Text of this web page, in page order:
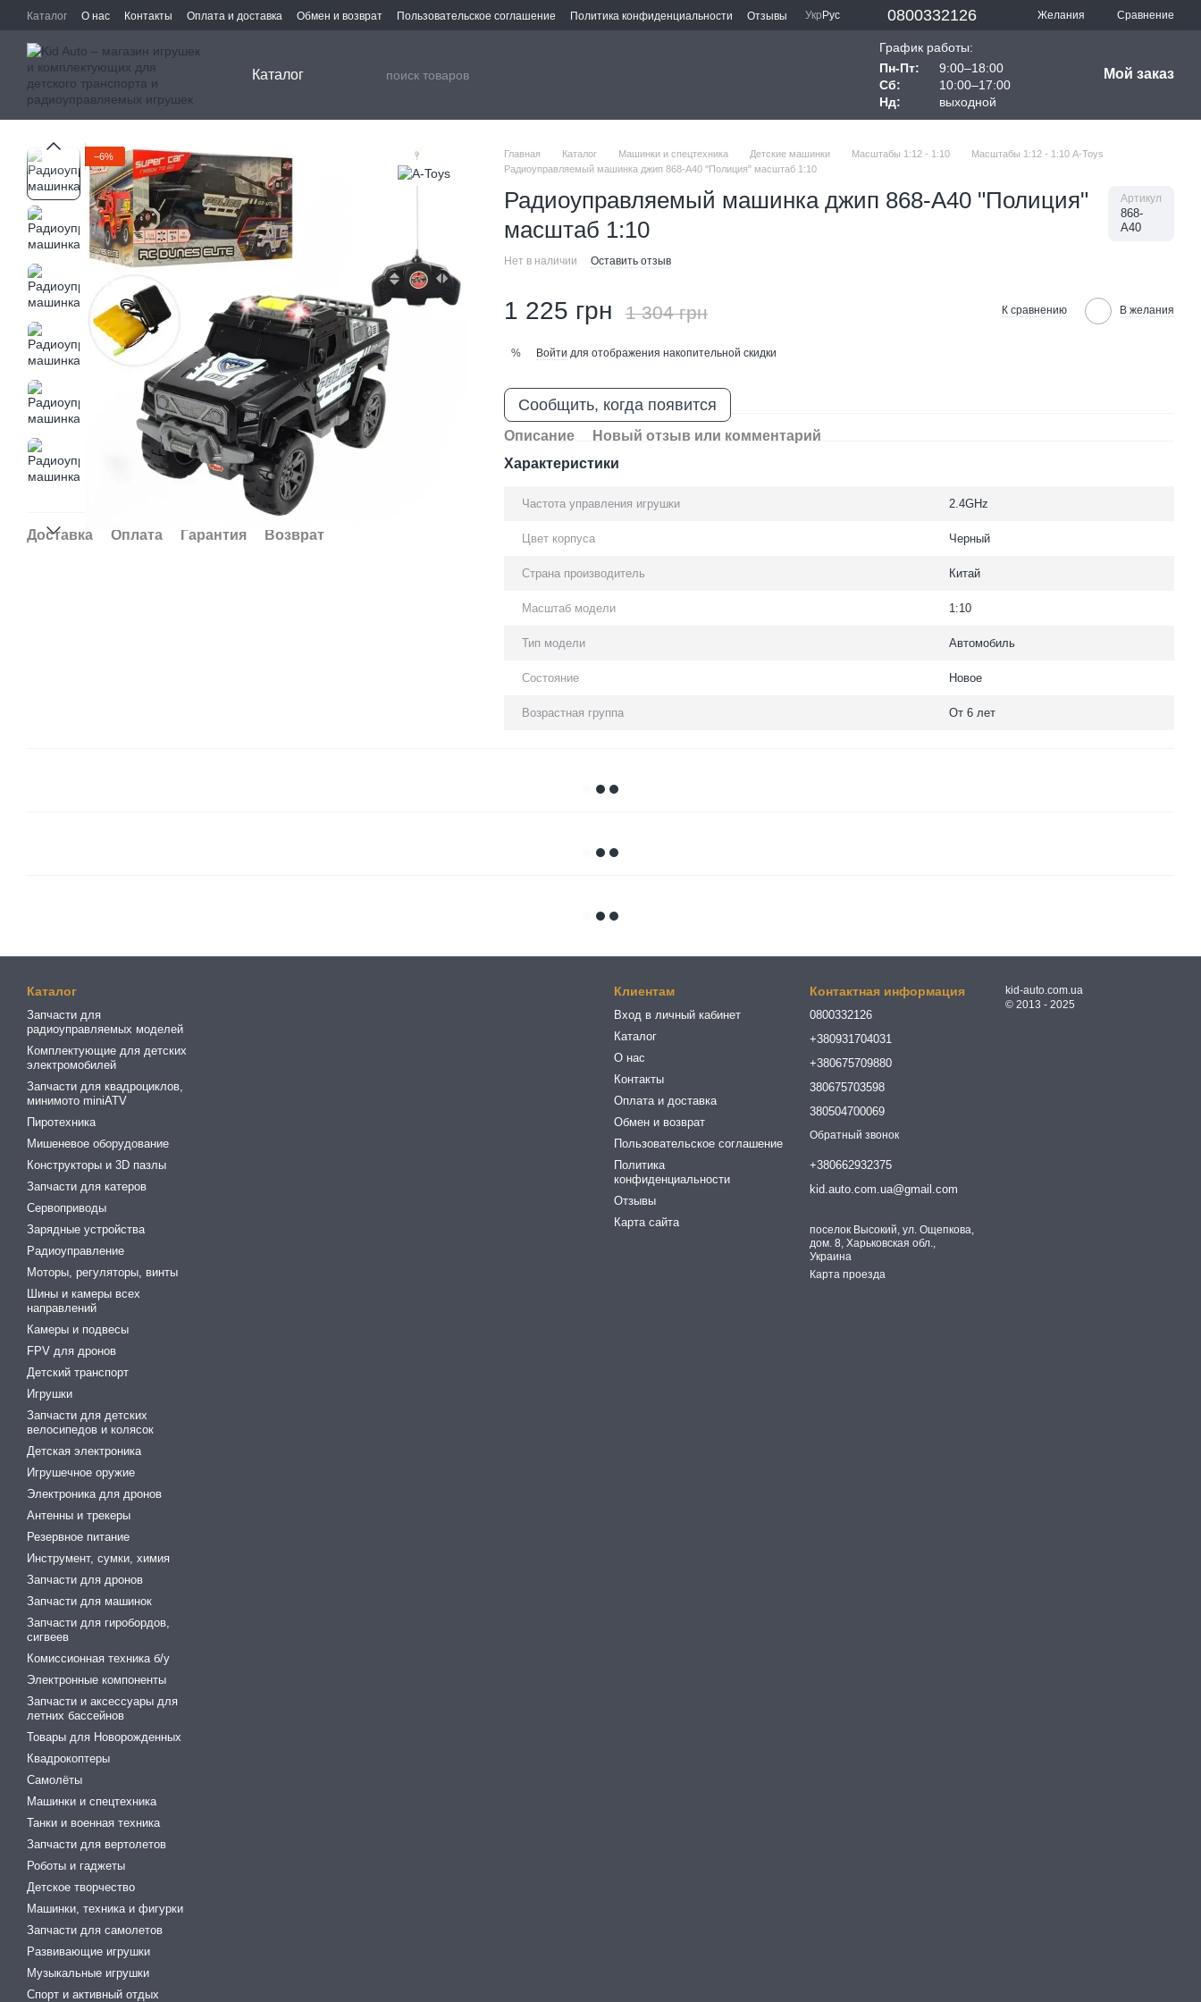
Перейти к основному контенту
Каталог О нас Контакты Оплата и доставка Обмен и возврат Пользовательское соглашение Политика конфиденциальности Отзывы Укр Рус 0800332126 Желания Сравнение
Каталог
График работы:
Пн-Пт:
9:00–18:00
Сб:
10:00–17:00
Нд:
выходной
Мой заказ
−6%
Доставка Оплата Гарантия Возврат
Главная Каталог Машинки и спецтехника Детские машинки Масштабы 1:12 - 1:10
Масштабы 1:12 - 1:10 A-Toys
Радиоуправляемый машинка джип 868-A40 "Полиция" масштаб 1:10
Радиоуправляемый машинка джип 868-A40 "Полиция"
масштаб 1:10
Артикул
868-
A40
Нет в наличии Оставить отзыв
1 225 грн 1 304 грн К сравнению В желания
% Войти для отображения накопительной скидки
Сообщить, когда появится
Описание
Новый отзыв или комментарий
Характеристики
Частота управления игрушки 2.4GHz
Цвет корпуса Черный
Страна производитель Китай
Масштаб модели 1:10
Тип модели Автомобиль
Состояние Новое
Возрастная группа От 6 лет
Каталог
Запчасти для
радиоуправляемых моделей
Комплектующие для детских
электромобилей
Запчасти для квадроциклов,
минимото miniATV
Пиротехника
Мишеневое оборудование
Конструкторы и 3D пазлы
Запчасти для катеров
Сервоприводы
Зарядные устройства
Радиоуправление
Моторы, регуляторы, винты
Шины и камеры всех
направлений
Камеры и подвесы
FPV для дронов
Детский транспорт
Игрушки
Запчасти для детских
велосипедов и колясок
Детская электроника
Игрушечное оружие
Электроника для дронов
Антенны и трекеры
Резервное питание
Инструмент, сумки, химия
Запчасти для дронов
Запчасти для машинок
Запчасти для гиробордов,
сигвеев
Комиссионная техника б/у
Электронные компоненты
Запчасти и аксессуары для
летних бассейнов
Товары для Новорожденных
Квадрокоптеры
Самолёты
Машинки и спецтехника
Танки и военная техника
Запчасти для вертолетов
Роботы и гаджеты
Детское творчество
Машинки, техника и фигурки
Запчасти для самолетов
Развивающие игрушки
Музыкальные игрушки
Спорт и активный отдых
Клиентам
Вход в личный кабинет
Каталог
О нас
Контакты
Оплата и доставка
Обмен и возврат
Пользовательское соглашение
Политика
конфиденциальности
Отзывы
Карта сайта
Контактная информация
0800332126
+380931704031
+380675709880
380675703598
380504700069
Обратный звонок
+380662932375
kid.auto.com.ua@gmail.com
поселок Высокий, ул. Ощепкова,
дом. 8, Харьковская обл.,
Украина
Карта проезда
kid-auto.com.ua
© 2013 - 2025